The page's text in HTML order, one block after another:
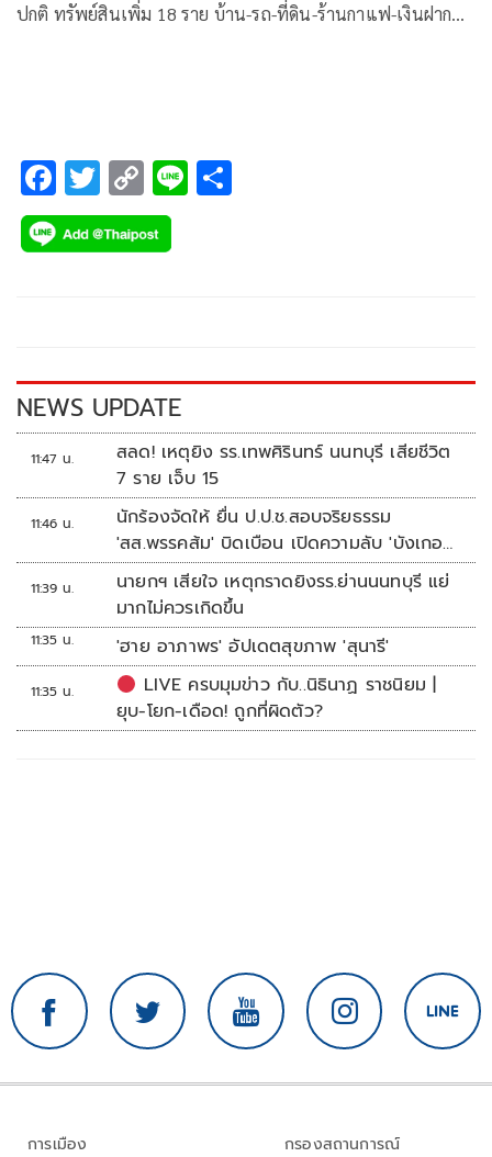
ปกติ ทรัพย์สินเพิ่ม 18 ราย บ้าน-รถ-ที่ดิน-ร้านกาแฟ-เงินฝาก
F
ac
e
k
T
wi
tt
C
o
p
k
Li
NEWS UPDATE
11:47 น.
สลด! เหตุยิง รร.เทพศิรินทร์ นนทบุรี เสียชีวิต
7 ราย เจ็บ 15
11:46 น.
นักร้องจัดให้ ยื่น ป.ป.ช.สอบจริยธรรม
'สส.พรรคส้ม' บิดเบือน เปิดความลับ 'บังเกอร์
ทหาร'
11:39 น.
นายกฯ เสียใจ เหตุกราดยิงรร.ย่านนนทบุรี แย่
มากไม่ควรเกิดขึ้น
11:35 น. 'ฮาย อาภาพร' อัปเดตสุขภาพ 'สุนารี'
11:35 น.
LIVE ครบมุมข่าว กับ..นิธินาฏ ราชนิยม |
ยุบ-โยก-เดือด! ถูกที่ผิดตัว?
การเมือง
กรองสถานการณ์